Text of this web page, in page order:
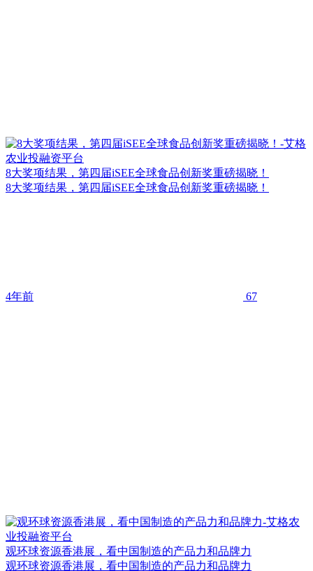
8大奖项结果，第四届iSEE全球食品创新奖重磅揭晓！
8大奖项结果，第四届iSEE全球食品创新奖重磅揭晓！
4年前 67
观环球资源香港展，看中国制造的产品力和品牌力
观环球资源香港展，看中国制造的产品力和品牌力